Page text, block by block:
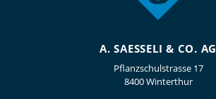
A. SAESSELI & CO. AG
Pflanzschulstrasse 17
8400 Winterthur